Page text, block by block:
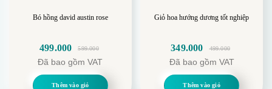
Bó hồng david austin rose
599.000
gốc
499.000
hiện
Đã bao gồm VAT
Thêm vào giỏ
Giỏ hoa hướng dương tốt nghiệp
499.000
gốc
349.000
hiện
Đã bao gồm VAT
Thêm vào giỏ